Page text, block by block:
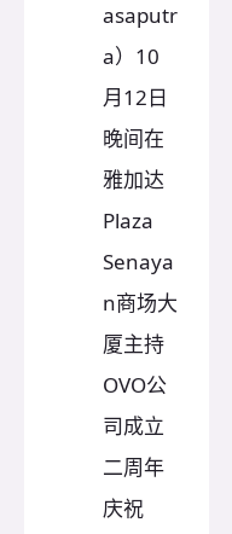
asaputr
a）10
月12日
晚间在
雅加达
Plaza
Senaya
n商场大
厦主持
OVO公
司成立
二周年
庆祝